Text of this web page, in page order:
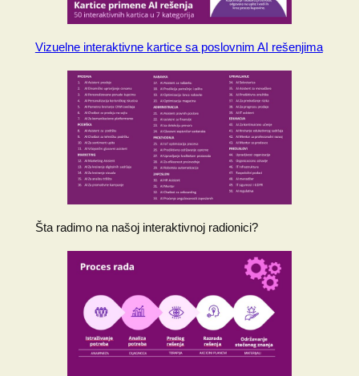
Vizuelne interaktivne kartice sa poslovnim AI rešenjima
Šta radimo na našoj interaktivnoj radionici?